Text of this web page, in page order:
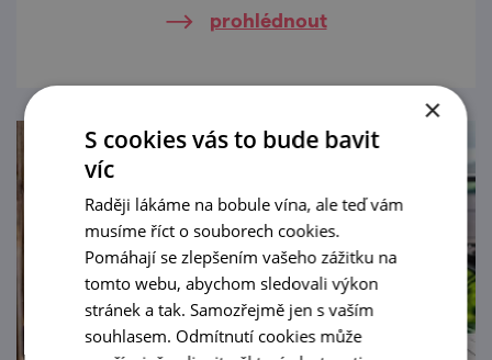
prohlédnout
×
S cookies vás to bude bavit
víc
Raději lákáme na bobule vína, ale teď vám
musíme říct o souborech cookies.
Pomáhají se zlepšením vašeho zážitku na
tomto webu, abychom sledovali výkon
stránek a tak. Samozřejmě jen s vaším
souhlasem. Odmítnutí cookies může